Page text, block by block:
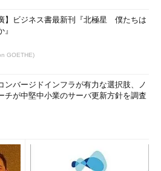
】ビジネス書最新刊『北極星 僕たちは
GOETHE)
ンバージドインフラが有力な選択肢、ノ
チが中堅中小業のサーバ更新方針を調査